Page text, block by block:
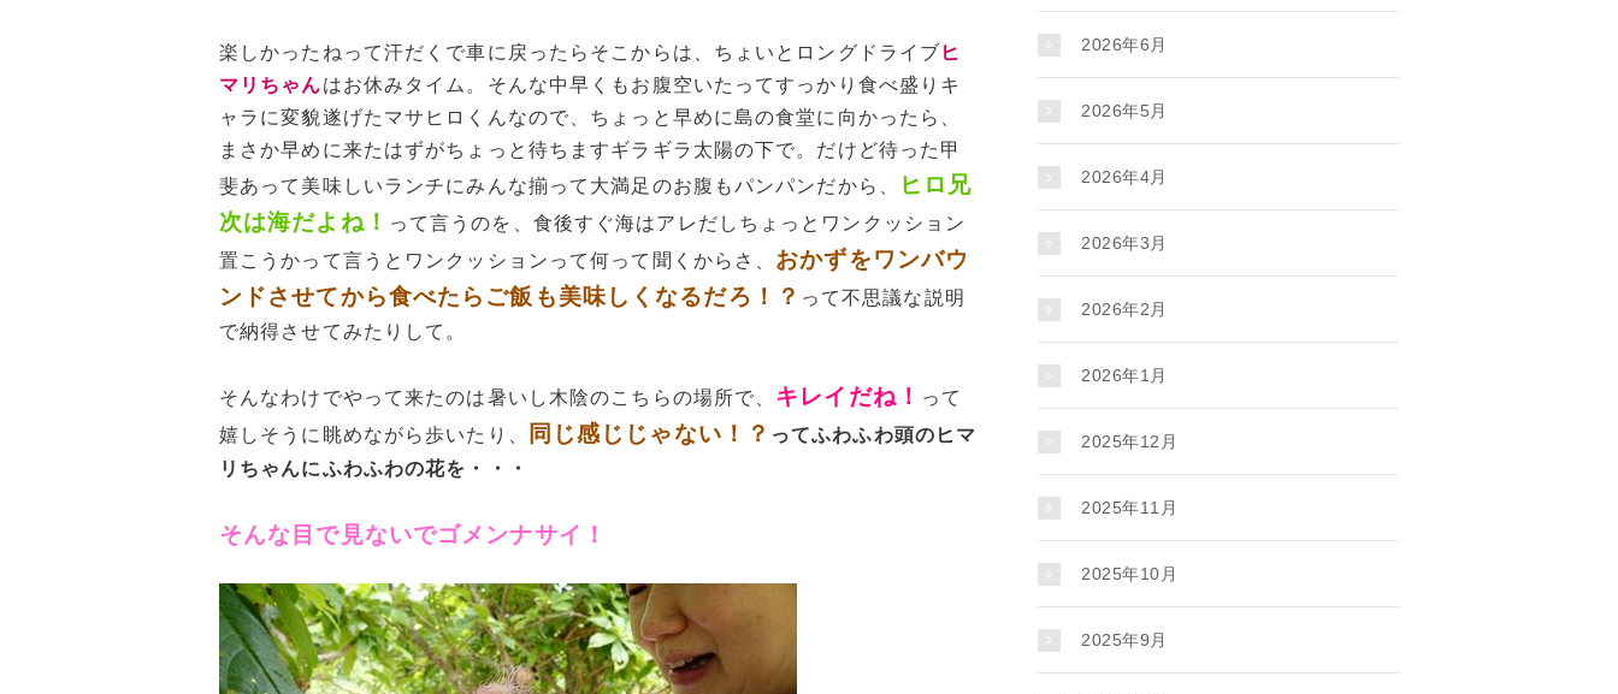
楽しかったねって汗だくで車に戻ったらそこからは、ちょいとロングドライブ ヒ
マリちゃんはお休みタイム。そんな中早くもお腹空いたってすっかり食べ盛りキ
ャラに変貌遂げたマサヒロくんなので、ちょっと早めに島の食堂に向かったら、
まさか早めに来たはずがちょっと待ちますギラギラ太陽の下で。だけど待った甲
斐あって美味しいランチにみんな揃って大満足のお腹もパンパンだから、
ヒロ兄
次は海だよね！ って言うのを、食後すぐ海はアレだしちょっとワンクッション
置こうかって言うとワンクッションって何って聞くからさ、 おかずをワンバウ
ンドさせてから食べたらご飯も美味しくなるだろ！？ って不思議な説明
で納得させてみたりして。
そんなわけでやって来たのは暑いし木陰のこちらの場所で、 キレイだね！ って
嬉しそうに眺めながら歩いたり、
同じ感じじゃない！？ ってふわふわ頭のヒマ
リちゃんにふわふわの花を・・・
そんな目で見ないでゴメンナサイ！
2026年6月
2026年5月
2026年4月
2026年3月
2026年2月
2026年1月
2025年12月
2025年11月
2025年10月
2025年9月